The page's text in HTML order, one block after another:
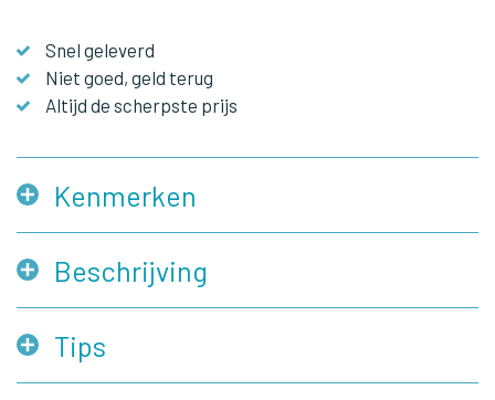
Snel geleverd
Niet goed, geld terug
Altijd de scherpste prijs
Kenmerken
Beschrijving
Tips